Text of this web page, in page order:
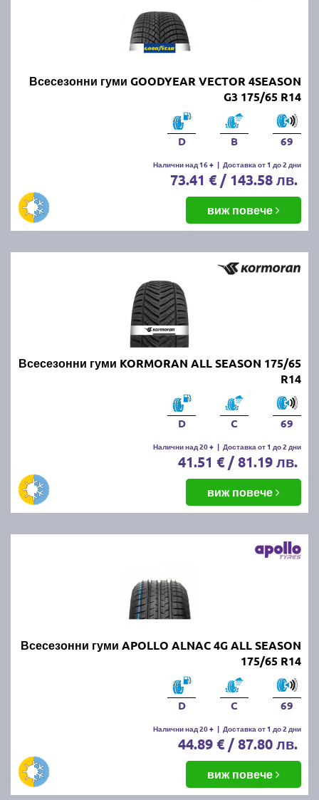
Всесезонни гуми GOODYEAR VECTOR 4SEASON
G3 175/65 R14
D B 69
Налични над 16 + | Доставка от 1 до 2 дни
73.41 € / 143.58 лв.
виж повече
Всесезонни гуми KORMORAN ALL SEASON 175/65
R14
D C 69
Налични над 20 + | Доставка от 1 до 2 дни
41.51 € / 81.19 лв.
виж повече
Всесезонни гуми APOLLO ALNAC 4G ALL SEASON
175/65 R14
D C 69
Налични над 20 + | Доставка от 1 до 2 дни
44.89 € / 87.80 лв.
виж повече